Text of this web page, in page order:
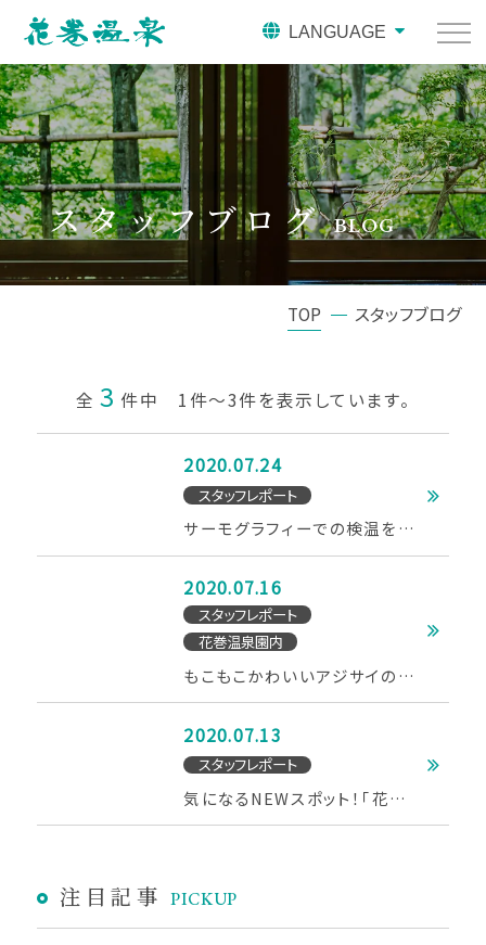
LANGUAGE
スタッフブログ BLOG
TOP スタッフブログ
全 3 件中 1件～3件を表示しています。
2020.07.24
スタッフレポート
サーモグラフィーでの検温を実
施しております
2020.07.16
スタッフレポート
花巻温泉園内
もこもこかわいいアジサイの季
節です♪
2020.07.13
スタッフレポート
気になるNEWスポット！「花巻
おもちゃ美術館」行ってきまし
注目記事 PICKUP